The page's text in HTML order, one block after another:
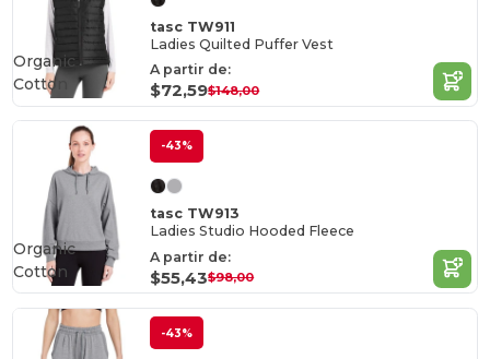
tasc TW911
Ladies Quilted Puffer Vest
A partir de:
$72,59$148,00
Organic
Cotton
-43%
tasc TW913
Ladies Studio Hooded Fleece
A partir de:
$55,43$98,00
Organic
Cotton
-43%